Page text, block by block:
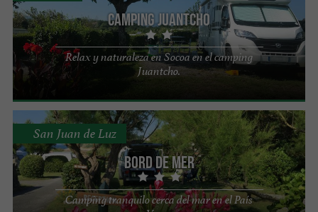
Camping Juantcho
Relax y naturaleza en Socoa en el camping
Juantcho.
Bord de Mer
Camping tranquilo cerca del mar en el País
San Juan de Luz